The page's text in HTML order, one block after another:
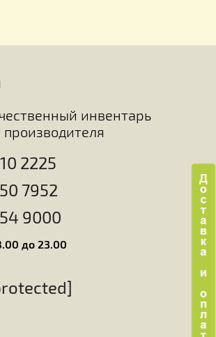
инвентарь
производителя
2225
7952
9000
до 23.00